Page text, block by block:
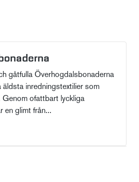
gåtfulla Överhogdalsbonaderna
äldsta inredningstextilier som
Genom ofattbart lyckliga
en glimt från...